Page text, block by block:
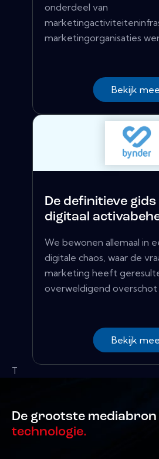
onderdeel van
marketingorganisaties
Bekijk
De definitieve
digitaal
We bewonen allemaal in
digitale chaos, waar de
marketing heeft
overweldigend overschot
Bekijk
T
De grootste
technologie.